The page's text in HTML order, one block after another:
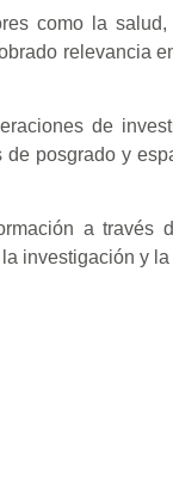
como la
relevancia
de
posgrado y
a través
investigación y